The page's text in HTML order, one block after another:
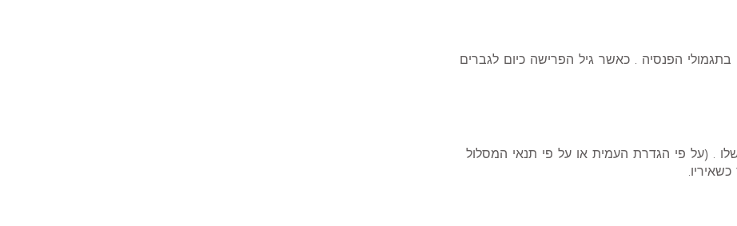
הפנסיה . כאשר גיל הפרישה כיום לגברים
. (על פי הגדרת העמית או על פי תנאי המסלול